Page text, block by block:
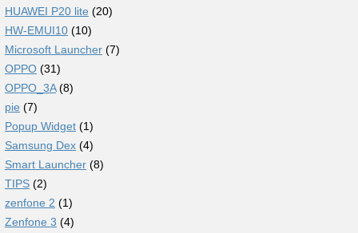
HUAWEI P20 lite (20)
HW-EMUI10 (10)
Microsoft Launcher (7)
OPPO (31)
OPPO_3A(8)
pie (7)
Popup Widget (1)
Samsung Dex (4)
Smart Launcher (8)
TIPS (2)
zenfone 2 (1)
Zenfone 3 (4)